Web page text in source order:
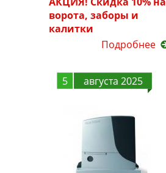
ворота, заборы и
калитки
Подробнее
5 августа 2025